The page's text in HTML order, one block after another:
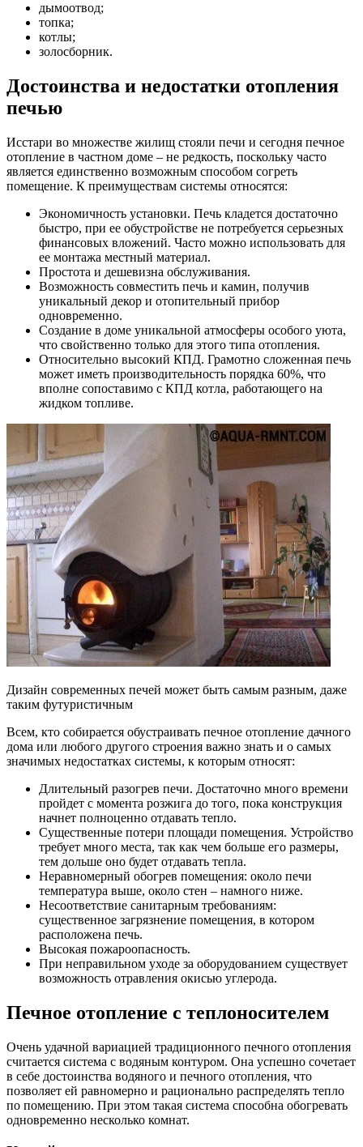
дымоотвод;
топка;
котлы;
золосборник.
Достоинства и недостатки отопления
печью
Исстари во множестве жилищ стояли печи и сегодня печное
отопление в частном доме – не редкость, поскольку часто
является единственно возможным способом согреть
помещение. К преимуществам системы относятся:
Экономичность установки. Печь кладется достаточно
быстро, при ее обустройстве не потребуется серьезных
финансовых вложений. Часто можно использовать для
ее монтажа местный материал.
Простота и дешевизна обслуживания.
Возможность совместить печь и камин, получив
уникальный декор и отопительный прибор
одновременно.
Создание в доме уникальной атмосферы особого уюта,
что свойственно только для этого типа отопления.
Относительно высокий КПД. Грамотно сложенная печь
может иметь производительность порядка 60%, что
вполне сопоставимо с КПД котла, работающего на
жидком топливе.
Дизайн современных печей может быть самым разным, даже
таким футуристичным
Всем, кто собирается обустраивать печное отопление дачного
дома или любого другого строения важно знать и о самых
значимых недостатках системы, к которым относят:
Длительный разогрев печи. Достаточно много времени
пройдет с момента розжига до того, пока конструкция
начнет полноценно отдавать тепло.
Существенные потери площади помещения. Устройство
требует много места, так как чем больше его размеры,
тем дольше оно будет отдавать тепла.
Неравномерный обогрев помещения: около печи
температура выше, около стен – намного ниже.
Несоответствие санитарным требованиям:
существенное загрязнение помещения, в котором
расположена печь.
Высокая пожароопасность.
При неправильном уходе за оборудованием существует
возможность отравления окисью углерода.
Печное отопление с теплоносителем
Очень удачной вариацией традиционного печного отопления
считается система с водяным контуром. Она успешно сочетает
в себе достоинства водяного и печного отопления, что
позволяет ей равномерно и рационально распределять тепло
по помещению. При этом такая система способна обогревать
одновременно несколько комнат.